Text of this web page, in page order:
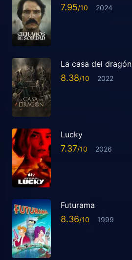
7.95 2024
La casa del dragón
8.38 2022
Lucky
7.37 2026
Futurama
8.36 1999